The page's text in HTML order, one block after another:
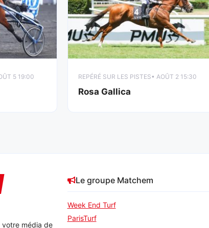
5 19:00 REPÉRÉ SUR LES PISTES• AOÛT 2 15:30
Rosa Gallica
votre média de
Le groupe Matchem
Week End Turf
ParisTurf